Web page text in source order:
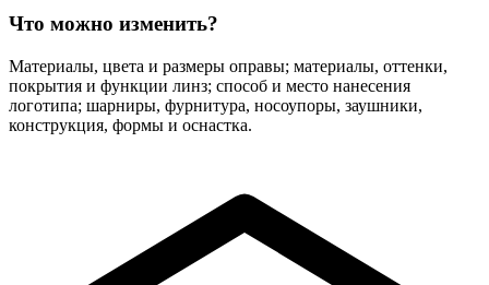
Что можно изменить?
Материалы, цвета и размеры оправы; материалы, оттенки,
покрытия и функции линз; способ и место нанесения
логотипа; шарниры, фурнитура, носоупоры, заушники,
конструкция, формы и оснастка.